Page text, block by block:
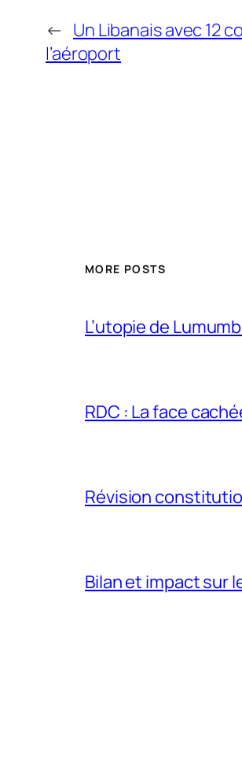
← Un Libanais avec 12
l’aéroport
MORE POSTS
L’utopie de
RDC : La face
Révision
Bilan et impact sur